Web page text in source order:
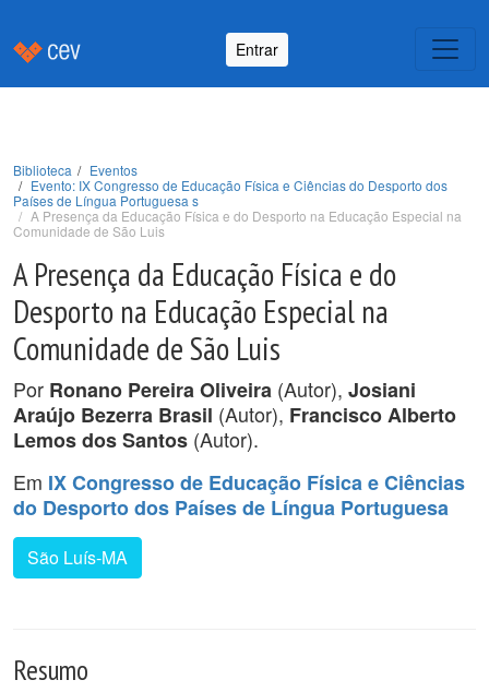
Entrar
Biblioteca
Eventos
Evento: IX Congresso de Educação Física e Ciências do Desporto dos
Países de Língua Portuguesa s
A Presença da Educação Física e do Desporto na Educação Especial na
Comunidade de São Luis
A Presença da Educação Física e do
Desporto na Educação Especial na
Comunidade de São Luis
Por Ronano Pereira Oliveira (Autor), Josiani
Araújo Bezerra Brasil (Autor), Francisco Alberto
Lemos dos Santos (Autor).
Em IX Congresso de Educação Física e Ciências
do Desporto dos Países de Língua Portuguesa
São Luís-MA
Resumo